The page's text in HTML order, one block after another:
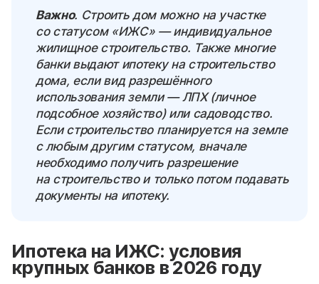
Важно. Строить дом можно на участке
со статусом «ИЖС» — индивидуальное
жилищное строительство. Также многие
банки выдают ипотеку на строительство
дома, если вид разрешённого
использования земли — ЛПХ (личное
подсобное хозяйство) или садоводство.
Если строительство планируется на земле
с любым другим статусом, вначале
необходимо получить разрешение
на строительство и только потом подавать
документы на ипотеку.
Ипотека на ИЖС: условия
крупных банков в 2026 году